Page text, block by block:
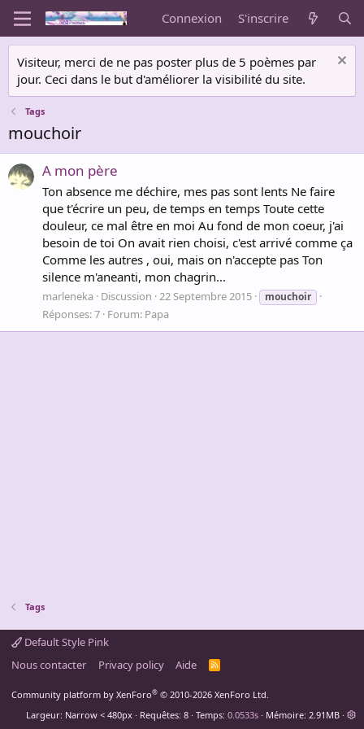
Connexion S'inscrire
Visiteur, merci de ne pas poster plus de 5 poèmes par
jour. Ceci dans le but d'améliorer la visibilité du site.
Tags
mouchoir
A mon père
Ton absence me déchire, mes pas sont lents Ne faire
que t'écrire un peu, de temps en temps Toute cette
douleur, ce mal être en moi Au fond de mon coeur, j'ai
besoin de toi On avait rien choisi, c'est arrivé comme ça
Comme les autres , oui, mais on n'accepte pas Ton
silence m'aneanti, mon chagrin...
marleneka Discussion 22 Septembre 2015 mouchoir
Réponses: 7 Forum: Papa
Tags
Default Style Pink
Nous contacter
Privacy policy Aide
R
Community platform by XenForo® © 2010-2026 XenForo Ltd.
Largeur
Requêtes 8 Temps 0.0533s Mémoire 2.91MB